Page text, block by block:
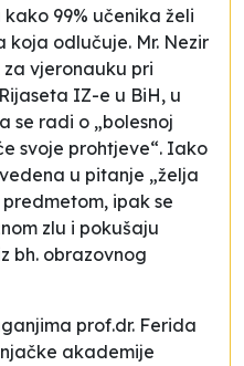
99% učenika želi
odlučuje. Mr. Nezir
vjeronauku pri
IZ-e u BiH, u
se radi o „bolesnoj
svoje prohtjeve“. Iako
u pitanje „želja
ipak se
zlu i pokušaju
bh. obrazovnog
prof.dr. Ferida
akademije